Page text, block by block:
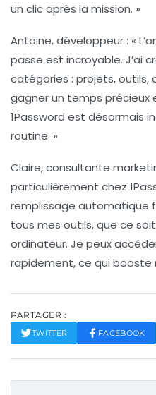
un clic après la mission. »
Antoine, développeur: «
passe est incroyable. J’ai
catégories : projets, outils,
gagner un temps précieux
1Password est désormais
routine. »
Claire, consultante
particulièrement chez
remplissage automatique
tous mes outils, que ce
ordinateur. Je peux
rapidement, ce qui booste
PARTAGER :
TWITTER FACEBOOK